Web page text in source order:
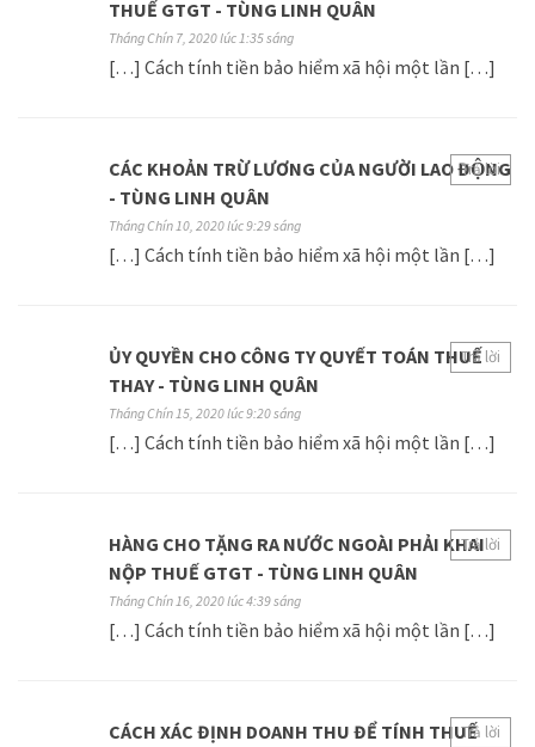
THUẾ GTGT - TÙNG LINH QUÂN
Tháng Chín 7, 2020 lúc 1:35 sáng
[…] Cách tính tiền bảo hiểm xã hội một lần […]
CÁC KHOẢN TRỪ LƯƠNG CỦA NGƯỜI LAO ĐỘNG
- TÙNG LINH QUÂN
Tháng Chín 10, 2020 lúc 9:29 sáng
[…] Cách tính tiền bảo hiểm xã hội một lần […]
Trả lời
ỦY QUYỀN CHO CÔNG TY QUYẾT TOÁN THUẾ
THAY - TÙNG LINH QUÂN
Tháng Chín 15, 2020 lúc 9:20 sáng
[…] Cách tính tiền bảo hiểm xã hội một lần […]
Trả lời
HÀNG CHO TẶNG RA NƯỚC NGOÀI PHẢI KHAI
NỘP THUẾ GTGT - TÙNG LINH QUÂN
Tháng Chín 16, 2020 lúc 4:39 sáng
[…] Cách tính tiền bảo hiểm xã hội một lần […]
Trả lời
CÁCH XÁC ĐỊNH DOANH THU ĐỂ TÍNH THUẾTrả lời